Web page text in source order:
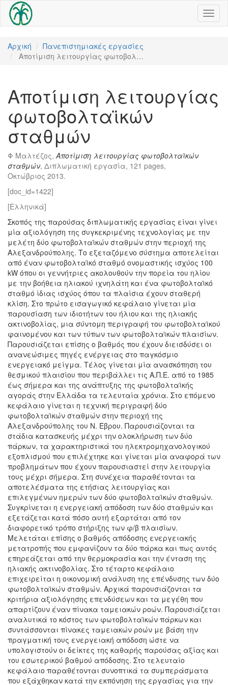
Αρχική
Πανεπιστημιακές εργασίες
Αποτίμιση λειτουργίας φωτοβολ…
Αποτίμιση λειτουργίας
φωτοβολταϊκών
σταθμών
Φ Μαλτέζος,Αποτίμιση λειτουργίας φωτοβολταϊκών
σταθμών, Διπλωματική εργασία, 121 pages,
Οκτώβριος 2013.
[doc_id=1422]
[Ελληνικά]
Σκοπός της παρούσας διπλωματικής εργασίας είναι γίνει
μία αξιολόγηση της συγκεκριμένης τεχνολογίας με την
μελέτη δύο φωτοβολταϊκών σταθμών στην περιοχή της
Αλεξανδρούπολης. Το εξεταζόμενο σύστημα αποτελείται
από έναν φωτοβολταϊκό σταθμό ονομαστικής ισχύος 100
kW όπου οι γεννήτριες ακολουθούν την πορεία του ηλίου
με την βοήθεια ηλιακού ιχνηλάτη και ένα φωτοβολταϊκό
σταθμό ίδιας ισχύος όπου τα πλαίσια έχουν σταθερή
κλίση. Στο πρώτο εισαγωγικό κεφάλαιο γίνεται μία
παρουσίαση των ιδιοτήτων του ήλιου και της ηλιακής
ακτινοβολίας, μια σύντομη περιγραφή του φωτοβολταϊκού
φαινομένου και των τύπων των φωτοβολταϊκών πλαισίων.
Παρουσιάζεται επίσης ο βαθμός που έχουν διεισδύσει οι
ανανεώσιμες πηγές ενέργειας στο παγκόσμιο
ενεργειακό μείγμα. Τέλος γίνεται μία ανασκόπηση του
θεσμικού πλαισίου που περιβάλλει τις Α.Π.Ε. από το 1985
έως σήμερα και της ανάπτυξης της φωτοβολταϊκής
αγοράς στην Ελλάδα τα τελευταία χρόνια. Στο επόμενο
κεφάλαιο γίνεται η τεχνική περιγραφή δύο
φωτοβολταϊκών σταθμών στην περιοχή της
Αλεξανδρούπολης του Ν. Έβρου. Παρουσιάζονται τα
στάδια κατασκευής μέχρι την ολοκλήρωση των δύο
πάρκων, τα χαρακτηριστικά του ηλεκτρομηχανολογικού
εξοπλισμού που επιλέχτηκε και γίνεται μία αναφορά των
προβλημάτων που έχουν παρουσιαστεί στην λειτουργία
τους μέχρι σήμερα. Στη συνέχεια παραθέτονται τα
αποτελέσματα της ετήσιας λειτουργίας και
επιλεγμένων ημερών των δύο φωτοβολταϊκών σταθμών.
Συγκρίνεται η ενεργειακή απόδοση των δύο σταθμών και
εξετάζεται κατά πόσο αυτή εξαρτάται από τον
διαφορετικό τρόπο στήριξης των φ/β πλαισίων.
Μελετάται επίσης ο βαθμός απόδοσης ενεργειακής
μετατροπής που εμφανίζουν τα δύο πάρκα και πως αυτός
επηρεάζεται από την θερμοκρασία και την ένταση της
ηλιακής ακτινοβολίας. Στο τέταρτο κεφάλαιο
επιχειρείται η οικονομική ανάλυση της επένδυσης των δύο
φωτοβολταϊκών σταθμών. Αρχικά παρουσιάζονται τα
κριτήρια αξιολόγησης επενδύσεων και τα μεγέθη που
απαρτίζουν έναν πίνακα ταμειακών ροών. Παρουσιάζεται
αναλυτικά το κόστος των φωτοβολταϊκών πάρκων και
συντάσσονται πίνακες ταμειακών ροών με βάση την
πραγματική τους ενεργειακή απόδοση ώστε να
υπολογιστούν οι δείκτες της καθαρής παρούσας αξίας και
του εσωτερικού βαθμού απόδοσης. Στο τελευταίο
κεφάλαιο παραθέτονται συνοπτικά τα συμπεράσματα
που εξάχθηκαν κατά την εκπόνηση της εργασίας για την